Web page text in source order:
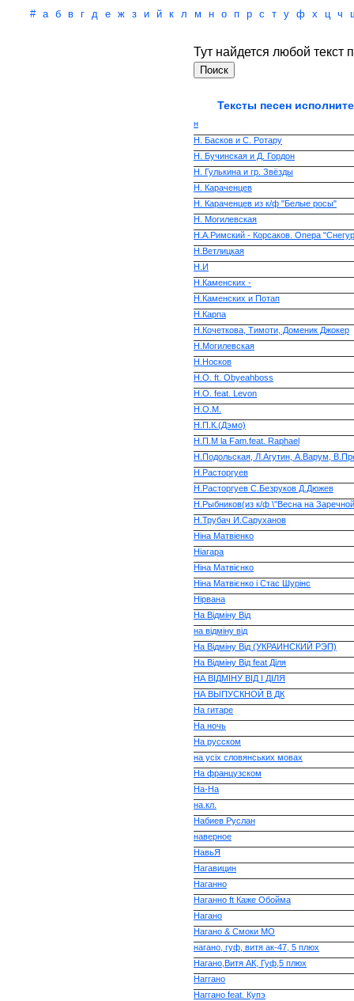
# а б в г д е ж з и й к л м н о п р с т у ф х ц ч
Тут найдется любой текст
Тексты песен
н
Н. Басков и С. Ротару
Н. Бучинская и Д. Гордон
Н. Гулькина и гр. Звёзды
Н. Караченцев
Н. Караченцев из к/ф "Белые росы"
Н. Могилевская
Н.А.Римский - Корсаков. Опера
Н.Ветлицкая
Н.И
Н.Каменских -
Н.Каменских и Потап
Н.Карпа
Н.Кочеткова, Тимоти, Доменик Джокер
Н.Могилевская
Н.Носков
Н.О. ft. Obyeahboss
Н.О. feat. Levon
Н.О.М.
Н.П.К.(Дэмо)
Н.П.М la Fam.feat. Raphael
Н.Подольская, Л.Агутин, А.Варум,
Н.Расторгуев
Н.Расторгуев С.Безруков Д.Дюжев
Н.Рыбников(из к/ф \"Весна на
Н.Трубач И.Саруханов
Нiна Матвiенко
Ніагара
Ніна Матвієнко
Ніна Матвієнко і Стас Шурінс
Нірвана
На Відміну Від
на відміну від
На Відміну Від (УКРАИНСКИЙ РЭП)
На Відміну Від feat Діля
НА ВІДМІНУ ВІД І ДІЛЯ
НА ВЫПУСКНОЙ В ДК
На гитаре
На ночь
На русском
на усіх словянських мовах
На французском
На-На
на.кл.
Набиев Руслан
наверное
НавьЯ
Нагавицин
Наганно
Наганно ft Каже Обойма
Нагано
Нагано & Смоки МО
нагано, гуф, витя ак-47, 5 плюх
Нагано,Витя АК, Гуф,5 плюх
Наггано
Наггано feat. Купэ